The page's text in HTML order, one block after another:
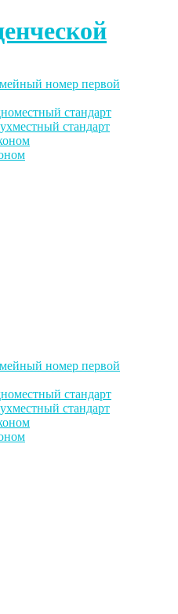
номер первой
стандарт
стандарт
номер первой
стандарт
стандарт